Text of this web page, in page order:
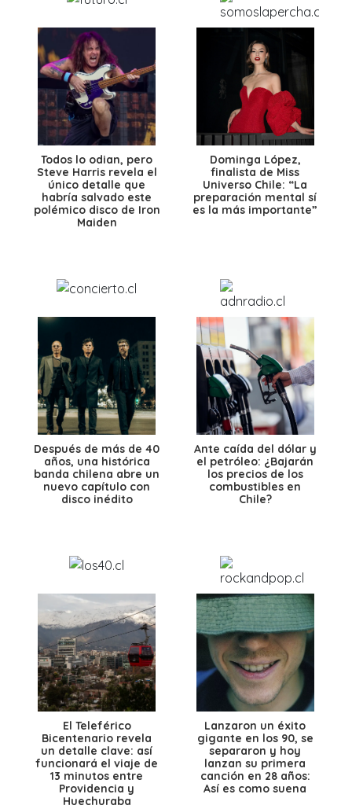
Todos lo odian, pero
Steve Harris revela el
único detalle que
habría salvado este
polémico disco de Iron
Maiden
Dominga López,
finalista de Miss
Universo Chile: “La
preparación mental sí
es la más importante”
Después de más de 40
años, una histórica
banda chilena abre un
nuevo capítulo con
disco inédito
Ante caída del dólar y
el petróleo: ¿Bajarán
los precios de los
combustibles en
Chile?
El Teleférico
Bicentenario revela
un detalle clave: así
funcionará el viaje de
13 minutos entre
Providencia y
Huechuraba
Lanzaron un éxito
gigante en los 90, se
separaron y hoy
lanzan su primera
canción en 28 años:
Así es como suena